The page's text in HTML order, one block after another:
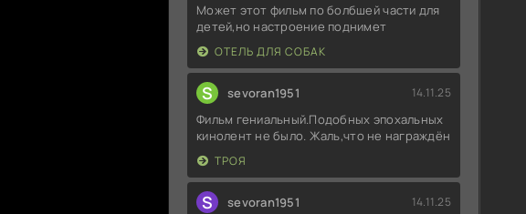
Может этот фильм по болбшей части для
детей,но настроение поднимет
ОТЕЛЬ ДЛЯ СОБАК
S sevoran1951 14.11.25
Фильм гениальный.Подобных эпохальных
кинолент не было. Жаль,что не награждён
ТРОЯ
S sevoran1951 14.11.25